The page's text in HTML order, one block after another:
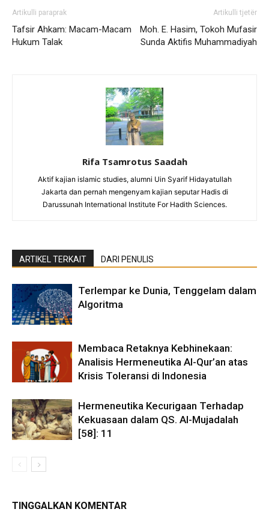
Artikulli paraprak
Tafsir Ahkam: Macam-Macam
Hukum Talak
Artikulli tjetër
Moh. E. Hasim, Tokoh Mufasir
Sunda Aktifis Muhammadiyah
Rifa Tsamrotus Saadah
Aktif kajian islamic studies, alumni Uin Syarif Hidayatullah
Jakarta dan pernah mengenyam kajian seputar Hadis di
Darussunah International Institute For Hadith Sciences.
ARTIKEL TERKAIT DARI PENULIS
Terlempar ke Dunia, Tenggelam dalam
Algoritma
Membaca Retaknya Kebhinekaan:
Analisis Hermeneutika Al-Qur’an atas
Krisis Toleransi di Indonesia
Hermeneutika Kecurigaan Terhadap
Kekuasaan dalam QS. Al-Mujadalah
[58]: 11
TINGGALKAN KOMENTAR